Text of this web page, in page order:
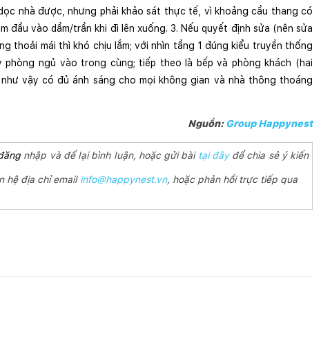
nhà được, nhưng phải khảo sát thực tế, vì khoảng cầu thang có
đầu vào dầm/trần khi đi lên xuống. 3. Nếu quyết định sửa (nên sửa
thoải mái thì khó chịu lắm; với nhìn tầng 1 đúng kiểu truyền thống
ngủ vào trong cùng; tiếp theo là bếp và phòng khách (hai
vậy có đủ ánh sáng cho mọi không gian và nhà thông thoáng
Nguồn:Group Happynest
nhập và để lại bình luận, hoặc gửi bài tại đâyđể chia sẻ ý kiến
hệ địa chỉ email info@happynest.vn, hoặc phản hồi trực tiếp qua